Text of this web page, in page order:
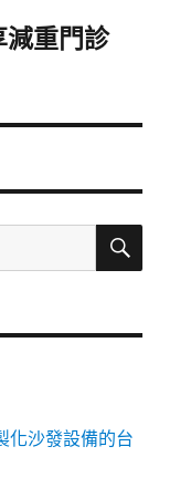
減重門診
搜
化沙發設備的台